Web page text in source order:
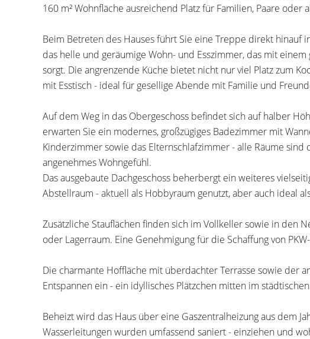
160 m² Wohnfläche ausreichend Platz für Familien, Paare oder
Beim Betreten des Hauses führt Sie eine Treppe direkt hinauf
das helle und geräumige Wohn- und Esszimmer, das mit
sorgt. Die angrenzende Küche bietet nicht nur viel Platz zum
mit Esstisch - ideal für gesellige Abende mit Familie und
Auf dem Weg in das Obergeschoss befindet sich auf halber
erwarten Sie ein modernes, großzügiges Badezimmer mit
Kinderzimmer sowie das Elternschlafzimmer - alle Räume
angenehmes Wohngefühl.
Das ausgebaute Dachgeschoss beherbergt ein weiteres
Abstellraum - aktuell als Hobbyraum genutzt, aber auch ideal
Zusätzliche Stauflächen finden sich im Vollkeller sowie in den
oder Lagerraum. Eine Genehmigung für die Schaffung von
Die charmante Hoffläche mit überdachter Terrasse sowie der
Entspannen ein - ein idyllisches Plätzchen mitten im
Beheizt wird das Haus über eine Gaszentralheizung aus dem
Wasserleitungen wurden umfassend saniert - einziehen und